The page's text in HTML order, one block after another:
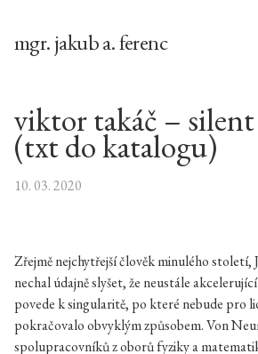
mgr. jakub a. ferenc
viktor takáč –
(txt do katalogu)
10. 03. 2020
Zřejmě nejchytřejší člověk minulého století,
nechal údajně slyšet, že neustále
povede k singularitě, po které nebude pro
pokračovalo obvyklým způsobem. Von
spolupracovníků z oborů fyziky a